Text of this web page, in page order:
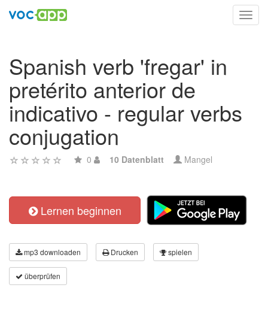
Spanish verb 'fregar' in
pretérito anterior de
indicativo - regular verbs
conjugation
0 10 Datenblatt Mangel
Lernen beginnen
mp3 downloaden Drucken spielen
überprüfen